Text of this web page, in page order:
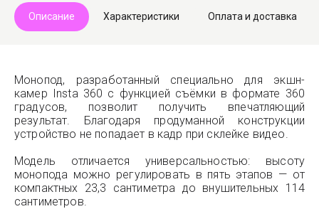
Описание Характеристики Оплата и доставка
Монопод, разработанный специально для экшн-
камер Insta 360 с функцией съёмки в формате 360
градусов, позволит получить впечатляющий
результат. Благодаря продуманной конструкции
устройство не попадает в кадр при склейке видео.
Модель отличается универсальностью: высоту
монопода можно регулировать в пять этапов — от
компактных 23,3 сантиметра до внушительных 114
сантиметров.